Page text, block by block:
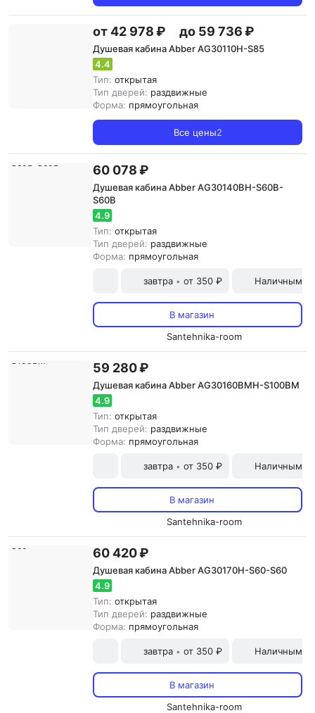
от 42 978 ₽ до 59 736 ₽
Душевая кабина Abber AG30110H-S85
4.4
Тип: открытая
Тип дверей: раздвижные
Форма: прямоугольная
Все цены2
60 078 ₽
Душевая кабина Abber AG30140BH-S60B-
S60B
4.9
Тип: открытая
Тип дверей: раздвижные
Форма: прямоугольная
завтра • от 350 ₽ Наличными
В магазин
Santehnika-room
59 280 ₽
Душевая кабина Abber AG30160BMH-S100BM
4.9
Тип: открытая
Тип дверей: раздвижные
Форма: прямоугольная
завтра • от 350 ₽ Наличными
В магазин
Santehnika-room
60 420 ₽
Душевая кабина Abber AG30170H-S60-S60
4.9
Тип: открытая
Тип дверей: раздвижные
Форма: прямоугольная
завтра • от 350 ₽ Наличными
В магазин
Santehnika-room